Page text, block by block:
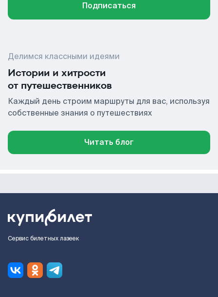
Подписаться
Делимся классными идеями
Истории и хитрости
от путешественников
Каждый день строим маршруты для вас, используя
собственные знания о путешествиях
Читать блог
Сервис билетных лазеек